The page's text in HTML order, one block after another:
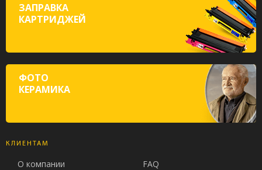
ЗАПРАВКА
КАРТРИДЖЕЙ
ФОТО
КЕРАМИКА
КЛИЕНТАМ
О компании
FAQ